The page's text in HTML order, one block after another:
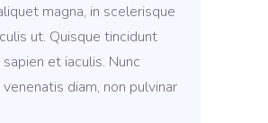
magna, in scelerisque
ut. Quisque tincidunt
et iaculis. Nunc
diam, non pulvinar